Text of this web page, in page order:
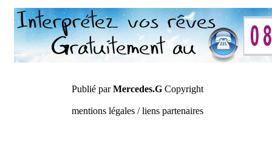
Publié parMercedes.GCopyright
mentions légales / liens partenaires